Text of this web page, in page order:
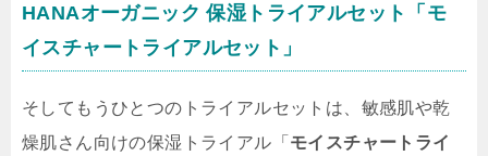
HANAオーガニック 保湿トライアルセット「モ
イスチャートライアルセット」
そしてもうひとつのトライアルセットは、敏感肌や乾
燥肌さん向けの保湿トライアル「 モイスチャートライ